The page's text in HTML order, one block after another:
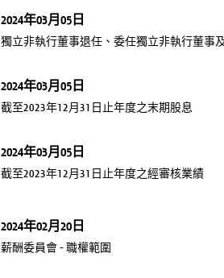
2024年03月05日
獨立非執行董事退任、委任獨立非執行董事
2024年03月05日
截至2023年12月31日止年度之末期股息
2024年03月05日
截至2023年12月31日止年度之經審核業績
2024年02月20日
薪酬委員會 – 職權範圍